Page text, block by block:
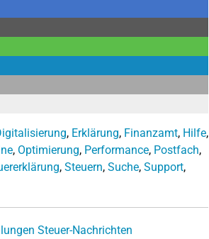
, Erklärung, Finanzamt, Hilfe,
, Optimierung, Performance, Postfach,
, Steuern, Suche, Support,
Steuer-Nachrichten